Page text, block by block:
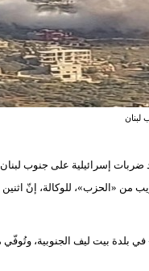
لبنان
إسرائيلية على جنوب لبنان
من «الحزب»، للوكالة، إنّ
بلدة بيت ليف الجنوبية،